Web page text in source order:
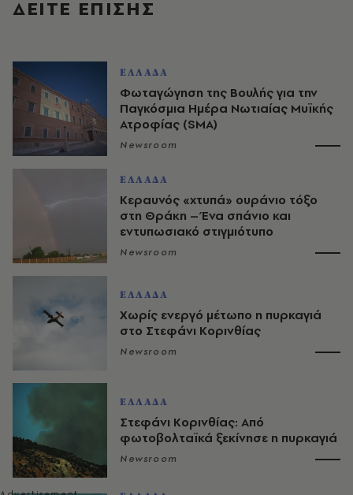
ΔΕΙΤΕ ΕΠΙΣΗΣ
ΕΛΛΑΔΑ
Φωταγώγηση της Βουλής για την
Παγκόσμια Ημέρα Νωτιαίας Μυϊκής
Ατροφίας (SMA)
Newsroom
ΕΛΛΑΔΑ
Κεραυνός «χτυπά» ουράνιο τόξο
στη Θράκη – Ένα σπάνιο και
εντυπωσιακό στιγμιότυπο
Newsroom
ΕΛΛΑΔΑ
Χωρίς ενεργό μέτωπο η πυρκαγιά
στο Στεφάνι Κορινθίας
Newsroom
ΕΛΛΑΔΑ
Στεφάνι Κορινθίας: Από
φωτοβολταϊκά ξεκίνησε η πυρκαγιά
Newsroom